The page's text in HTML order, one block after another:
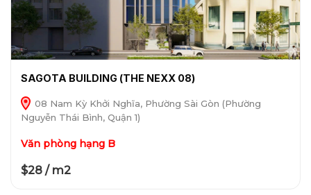
SAGOTA BUILDING (THE NEXX 08)
08 Nam Kỳ Khởi Nghĩa, Phường Sài Gòn (Phường
Nguyễn Thái Bình, Quận 1)
Văn phòng hạng B
$28 / m2